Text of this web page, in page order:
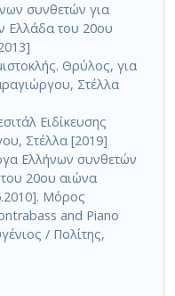
συνθετών για
Ελλάδα του 20ου
Θρύλος, για
Στέλλα
Ειδίκευσης
Στέλλα [2019]
Ελλήνων συνθετών
20ου αιώνα
Μόρος
and Piano
/ Πολίτης,